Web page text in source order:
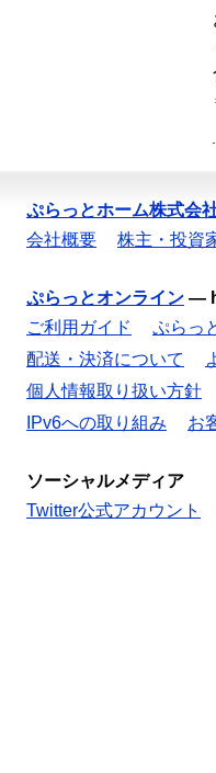
ぷらっとホーム株式会
会社概要
株主・投資
ぷらっとオンライン —
ご利用ガイド
ぷらっ
配送・決済について
個人情報取り扱い方針
IPv6への取り組み
お
ソーシャルメディア
Twitter公式アカウント